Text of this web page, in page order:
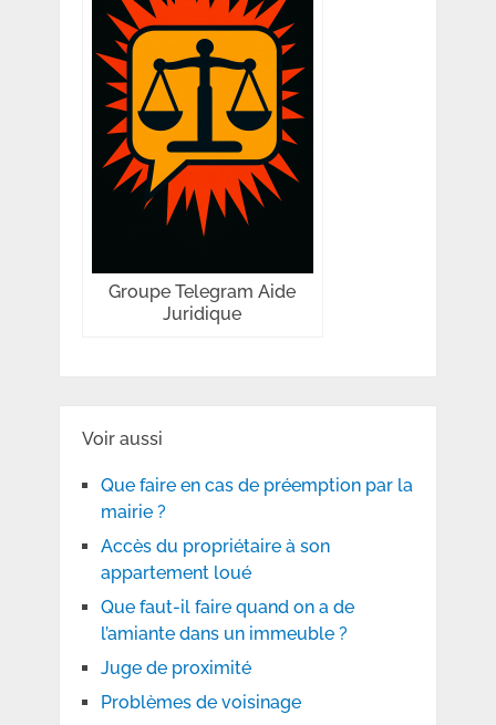
Groupe Telegram Aide
Juridique
Voir aussi
Que faire en cas de préemption par la
mairie ?
Accès du propriétaire à son
appartement loué
Que faut-il faire quand on a de
l’amiante dans un immeuble ?
Juge de proximité
Problèmes de voisinage